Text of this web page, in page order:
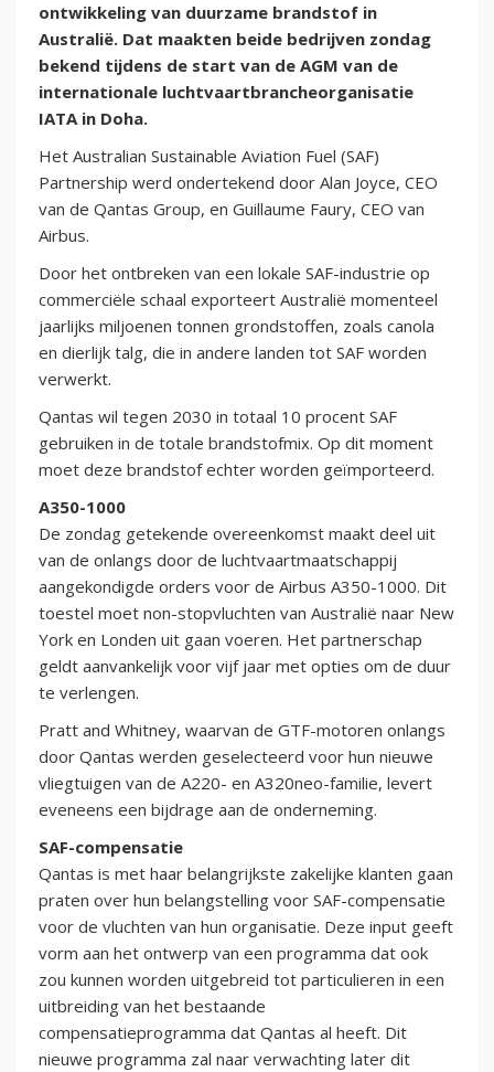
ontwikkeling van duurzame brandstof in
Australië. Dat maakten beide bedrijven zondag
bekend tijdens de start van de AGM van de
internationale luchtvaartbrancheorganisatie
IATA in Doha.
Het Australian Sustainable Aviation Fuel (SAF)
Partnership werd ondertekend door Alan Joyce, CEO
van de Qantas Group, en Guillaume Faury, CEO van
Airbus.
Door het ontbreken van een lokale SAF-industrie op
commerciële schaal exporteert Australië momenteel
jaarlijks miljoenen tonnen grondstoffen, zoals canola
en dierlijk talg, die in andere landen tot SAF worden
verwerkt.
Qantas wil tegen 2030 in totaal 10 procent SAF
gebruiken in de totale brandstofmix. Op dit moment
moet deze brandstof echter worden geïmporteerd.
A350-1000
De zondag getekende overeenkomst maakt deel uit
van de onlangs door de luchtvaartmaatschappij
aangekondigde orders voor de Airbus A350-1000. Dit
toestel moet non-stopvluchten van Australië naar New
York en Londen uit gaan voeren. Het partnerschap
geldt aanvankelijk voor vijf jaar met opties om de duur
te verlengen.
Pratt and Whitney, waarvan de GTF-motoren onlangs
door Qantas werden geselecteerd voor hun nieuwe
vliegtuigen van de A220- en A320neo-familie, levert
eveneens een bijdrage aan de onderneming.
SAF-compensatie
Qantas is met haar belangrijkste zakelijke klanten gaan
praten over hun belangstelling voor SAF-compensatie
voor de vluchten van hun organisatie. Deze input geeft
vorm aan het ontwerp van een programma dat ook
zou kunnen worden uitgebreid tot particulieren in een
uitbreiding van het bestaande
compensatieprogramma dat Qantas al heeft. Dit
nieuwe programma zal naar verwachting later dit